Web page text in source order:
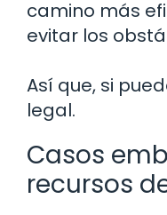
camino más
evitar los
Así que, si
legal.
Casos
recursos